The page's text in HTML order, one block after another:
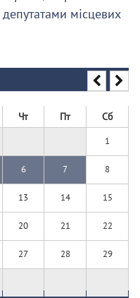
місцевих
Чт Пт Сб
1
6 7 8
13 14 15
20 21 22
27 28 29